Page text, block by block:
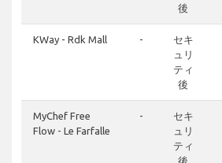
後
KWay - Rdk Mall -
セキ
ュリ
ティ
後
MyChef Free
Flow - Le Farfalle
-
セキ
ュリ
ティ